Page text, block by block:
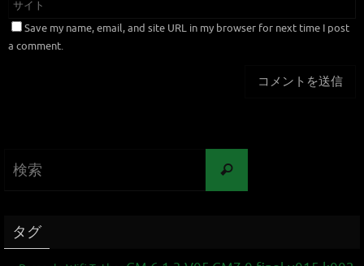
Save my name, email, and site URL in my browser for next time I post
a comment.
タグ